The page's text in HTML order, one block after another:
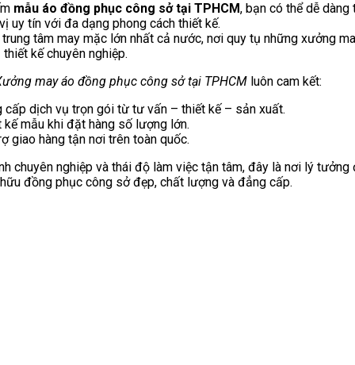
mẫu áo đồng phục công sở tại TPHCM, bạn có thể dễ dàng
uy tín với đa dạng phong cách thiết kế.
tâm may mặc lớn nhất cả nước, nơi quy tụ những xưởng
kế chuyên nghiệp.
may áo đồng phục công sở tại TPHCM luôn cam kết:
cấp dịch vụ trọn gói từ tư vấn – thiết kế – sản xuất.
kế mẫu khi đặt hàng số lượng lớn.
giao hàng tận nơi trên toàn quốc.
chuyên nghiệp và thái độ làm việc tận tâm, đây là nơi lý tưởng
đồng phục công sở đẹp, chất lượng và đẳng cấp.